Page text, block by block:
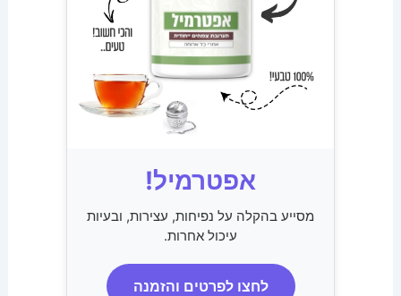
אפטרמיל!
מסייע בהקלה על נפיחות, עצירות, ובעיות
עיכול אחרות.
לחצו לפרטים והזמנה